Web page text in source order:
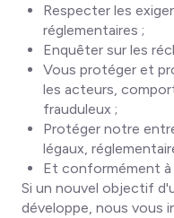
Respecter les
réglementaires ;
Enquêter sur les
Vous protéger et
les acteurs,
frauduleux ;
Protéger notre
légaux,
Et conformément à
Si un nouvel objectif
développe, nous vous